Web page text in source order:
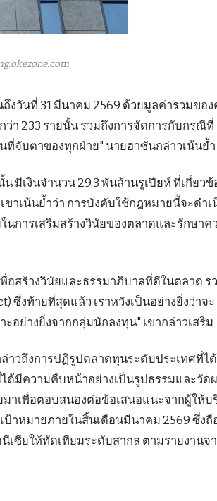
วันที่ 31 มีนาคม 2569 ด้วยมูลค่ารวมของ
า 233 รายนั้น รวมถึงการจัดการกับกรณีที่
จับตาของทุกฝ่าย" นายฮาซันกล่าวเน้นย้ำ
มีเงินจำนวน 29.3 พันล้านรูเปียห์ ที่เกี่ยวข้
าเน้นย้ำว่า การบังคับใช้กฎหมายนี้จะดำเ
นการเสริมสร้างวินัยของตลาดและรักษาค
อสร้างวินัยและธรรมาภิบาลที่ดีในตลาด ร
ซึ่งท้ายที่สุดแล้ว เราหวังเป็นอย่างยิ่งว่าจะ
อย่างยิ่งจากกลุ่มนักลงทุน" เขากล่าวเสริม
วถึงการปฏิรูปตลาดทุนระดับประเทศที่ได้
มีความคืบหน้าอย่างเป็นรูปธรรมและวัด
มาเพื่อตอบสนองต่อข้อเสนอแนะจากผู้ให้บ
าหมายภายในสิ้นเดือนมีนาคม 2569 ซึ่งถื
ซียให้ทัดเทียมระดับสากล ตามรายงานจ